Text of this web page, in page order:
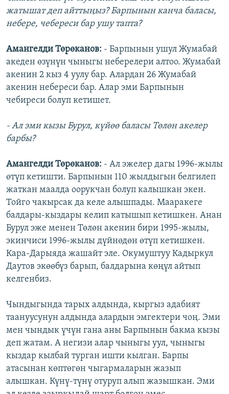
жатышат деп айттыңыз? Барпынын канча баласы,
небере, чебереси бар ушу тапта?
Амангелди Төрөканов: - Барпынын ушул Жумабай
акеден өзүнүн чыныгы неберелери алтоо. Жумабай
акенин 2 кыз 4 уулу бар. Алардан 26 Жумабай
акенин небереси бар. Алар эми Барпынын
чебиреси болуп кетишет.
- Ал эми кызы Бурул, күйөө баласы Төлөн акелер
барбы?
Амангелди Төрөканов: - Ал эжелер дагы 1996-жылы
өтүп кетишти. Барпынын 110 жылдыгын белгилеп
жаткан маалда оорукчан болуп калышкан экен.
Тойго чакырсак да келе алышпады. Мааракеге
балдары-кыздары келип катышып кетишкен. Анан
Бурул эже менен Төлөн акенин бири 1995-жылы,
экинчиси 1996-жылы дүйнөдөн өтүп кетишкен.
Кара-Дарыяда жашайт эле. Окумуштуу Кадыркул
Даутов экөөбүз барып, балдарына көңүл айтып
келгенбиз.
Чындыгында тарых алдында, кыргыз адабият
таануусунун алдында алардын эмгектери чоң. Эми
мен чындык үчүн гана аны Барпынын бакма кызы
деп жатам. А негизи алар чыныгы уул, чыныгы
кыздар кылбай турган ишти кылган. Барпы
атасынан көптөгөн чыгармаларын жазып
алышкан. Күнү-түнү отуруп алып жазышкан. Эми